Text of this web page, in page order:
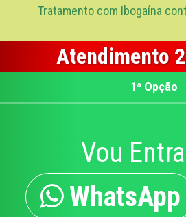
Tratamento com Ibogaína
Atendimento
1ª Opção
Vou
WhatsApp